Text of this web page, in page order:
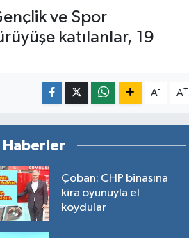
ve Spor
katılanlar, 19
A- A+
Haberler
Çoban: CHP binasına
kira oyunuyla el
koydular